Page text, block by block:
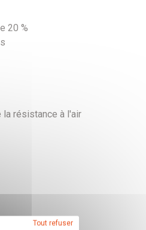
20 %
résistance à l'air
Tout refuser